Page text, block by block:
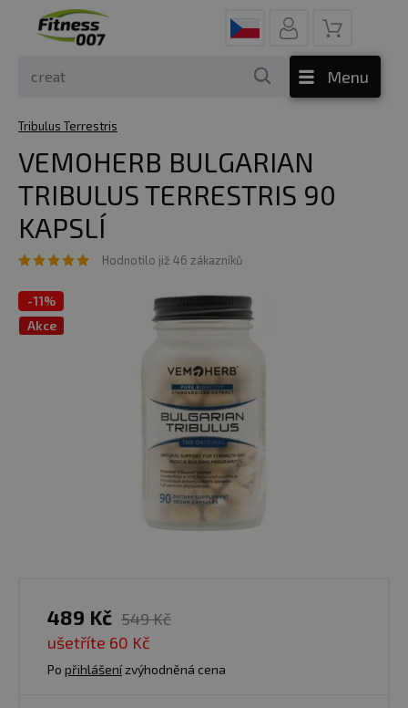
Menu
Tribulus Terrestris
VEMOHERB BULGARIAN
TRIBULUS TERRESTRIS 90
KAPSLÍ
Hodnotilo již 46 zákazníků
-11%
Akce
489 Kč 549 Kč
ušetříte 60 Kč
Po přihlášenízvýhodněná cena